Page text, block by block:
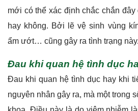
mới có thể xác định chắc chắn
hay không. Bởi lẽ vệ sinh vùng
ẩm ướt… cũng gây ra tình trạng này.
Đau khi quan hệ tình dục
Đau khi quan hệ tình dục hay khi
nguyên nhân gây ra, mà một trong